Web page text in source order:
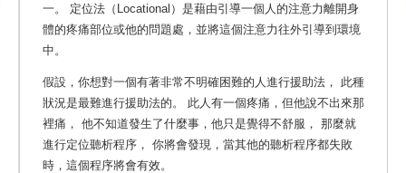
一。 定位法（Locational）是藉由引導一個人的注意力離開身
體的疼痛部位或他的問題處，並將這個注意力往外引導到環境
中。
假設，你想對一個有著非常不明確困難的人進行援助法， 此種
狀況是最難進行援助法的。 此人有一個疼痛，但他說不出來那
裡痛， 他不知道發生了什麼事，他只是覺得不舒服， 那麼就
進行定位聽析程序， 你將會發現，當其他的聽析程序都失敗
時，這個程序將會有效。